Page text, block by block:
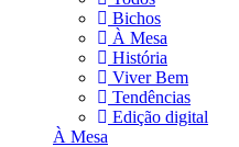
Bichos
À Mesa
História
Viver Bem
Tendências
Edição digital
À Mesa